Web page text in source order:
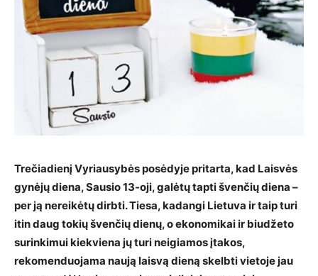
Trečiadienį Vyriausybės posėdyje pritarta, kad Laisvės
gynėjų diena, Sausio 13-oji, galėtų tapti švenčių diena –
per ją nereikėtų dirbti. Tiesa, kadangi Lietuva ir taip turi
itin daug tokių švenčių dienų, o ekonomikai ir biudžeto
surinkimui kiekviena jų turi neigiamos įtakos,
rekomenduojama naują laisvą dieną skelbti vietoje jau